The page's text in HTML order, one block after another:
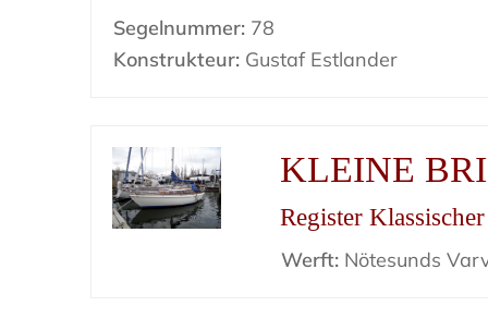
Segelnummer: 78
Konstrukteur: Gustaf Estlander
KLEINE
Register
Werft: Nötesunds